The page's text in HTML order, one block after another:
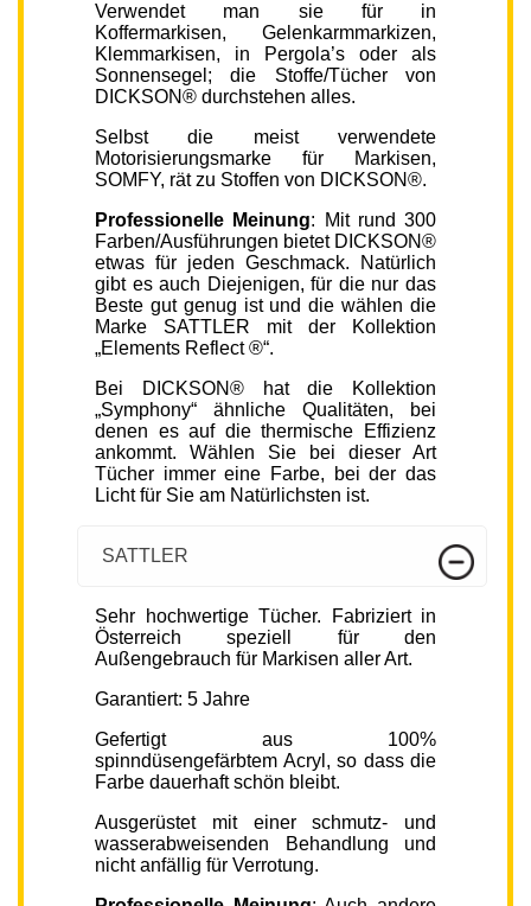
Verwendet man sie für in
Koffermarkisen, Gelenkarmmarkizen,
Klemmarkisen, in Pergola’s oder als
Sonnensegel; die Stoffe/Tücher von
DICKSON® durchstehen alles.
Selbst die meist verwendete
Motorisierungsmarke für Markisen,
SOMFY, rät zu Stoffen von DICKSON®.
Professionelle Meinung: Mit rund 300
Farben/Ausführungen bietet DICKSON®
etwas für jeden Geschmack. Natürlich
gibt es auch Diejenigen, für die nur das
Beste gut genug ist und die wählen die
Marke SATTLER mit der Kollektion
„Elements Reflect ®“.
Bei DICKSON® hat die Kollektion
„Symphony“ ähnliche Qualitäten, bei
denen es auf die thermische Effizienz
ankommt. Wählen Sie bei dieser Art
Tücher immer eine Farbe, bei der das
Licht für Sie am Natürlichsten ist.
SATTLER
Sehr hochwertige Tücher. Fabriziert in
Österreich speziell für den
Außengebrauch für Markisen aller Art.
Garantiert: 5 Jahre
Gefertigt aus 100%
spinndüsengefärbtem Acryl, so dass die
Farbe dauerhaft schön bleibt.
Ausgerüstet mit einer schmutz- und
wasserabweisenden Behandlung und
nicht anfällig für Verrotung.